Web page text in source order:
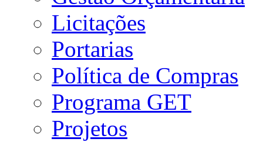
Licitações
Portarias
Política de Compras
Programa GET
Projetos